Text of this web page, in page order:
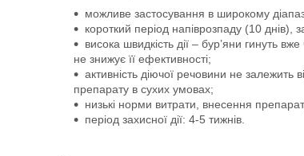
можливе застосування в широкому
короткий період напіврозпаду (10 днів),
висока швидкість дії – бур’яни гинуть
не знижує її ефективності;
активність діючої речовини не залежить
препарату в сухих умовах;
низькі норми витрати, внесення
період захисної дії: 4-5 тижнів.